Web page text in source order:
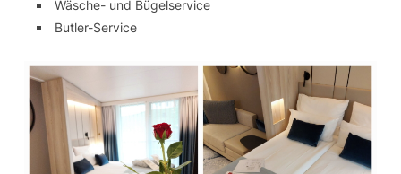
Wäsche- und Bügelservice
Butler-Service